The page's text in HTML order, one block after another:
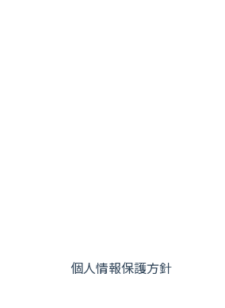
個人情報保護方針